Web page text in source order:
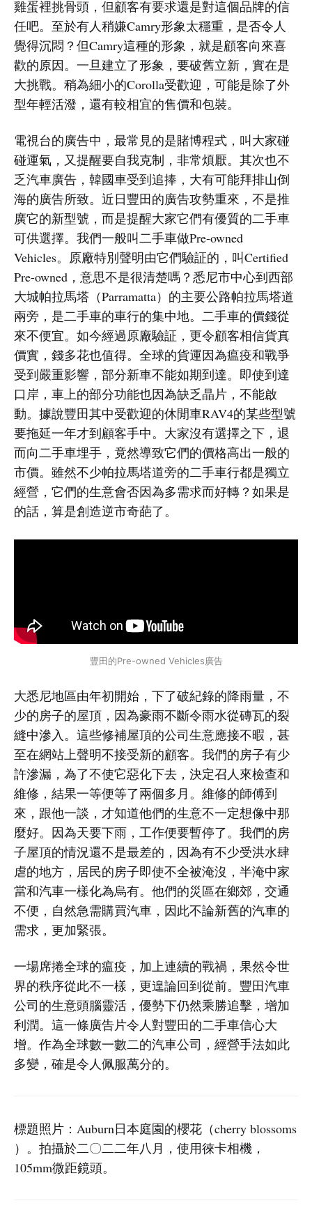
雞蛋裡挑骨頭，但顧客有要求還是對這個品牌的信
任吧。至於有人稍嫌Camry形象太穩重，是否令人
覺得沉悶？但Camry這種的形象，就是顧客向來喜
歡的原因。一旦建立了形象，要破舊立新，實在是
大挑戰。稍為細小的Corolla受歡迎，可能是除了外
型年輕活潑，還有較相宜的售價和包裝。
電視台的廣告中，最常見的是賭博程式，叫大家碰
碰運氣，又提醒要自我克制，非常煩厭。其次也不
乏汽車廣告，韓國車受到追捧，大有可能拜排山倒
海的廣告所致。近日豐田的廣告攻勢重來，不是推
廣它的新型號，而是提醒大家它們有優質的二手車
可供選擇。我們一般叫二手車做Pre-owned
Vehicles。原廠特別聲明由它們驗証的，叫Certified
Pre-owned，意思不是很清楚嗎？悉尼市中心到西部
大城帕拉馬塔（Parramatta）的主要公路帕拉馬塔道
兩旁，是二手車的車行的集中地。二手車的價錢從
來不便宜。如今經過原廠驗証，更令顧客相信貨真
價實，錢多花也值得。全球的貨運因為瘟疫和戰爭
受到嚴重影響，部分新車不能如期到達。即使到達
口岸，車上的部分功能也因為缺乏晶片，不能啟
動。據說豐田其中受歡迎的休閒車RAV4的某些型號
要拖延一年才到顧客手中。大家沒有選擇之下，退
而向二手車埋手，竟然導致它們的價格高出一般的
市價。雖然不少帕拉馬塔道旁的二手車行都是獨立
經營，它們的生意會否因為多需求而好轉？如果是
的話，算是創造逆市奇葩了。
豐田的Pre-owned Vehicles廣告
大悉尼地區由年初開始，下了破紀錄的降雨量，不
少的房子的屋頂，因為豪雨不斷令雨水從磚瓦的裂
縫中滲入。這些修補屋頂的公司生意應接不暇，甚
至在網站上聲明不接受新的顧客。我們的房子有少
許滲漏，為了不使它惡化下去，決定召人來檢查和
維修，結果一等便等了兩個多月。維修的師傅到
來，跟他一談，才知道他們的生意不一定想像中那
麼好。因為天要下雨，工作便要暫停了。我們的房
子屋頂的情況還不是最差的，因為有不少受洪水肆
虐的地方，居民的房子即使不全被淹沒，半淹中家
當和汽車一樣化為烏有。他們的災區在鄉郊，交通
不便，自然急需購買汽車，因此不論新舊的汽車的
需求，更加緊張。
一場席捲全球的瘟疫，加上連續的戰禍，果然令世
界的秩序從此不一樣，更遑論回到從前。豐田汽車
公司的生意頭腦靈活，優勢下仍然乘勝追擊，增加
利潤。這一條廣告片令人對豐田的二手車信心大
增。作為全球數一數二的汽車公司，經營手法如此
多變，確是令人佩服萬分的。
標題照片：Auburn日本庭園的櫻花（cherry blossoms
）。拍攝於二〇二二年八月，使用徠卡相機，
105mm微距鏡頭。